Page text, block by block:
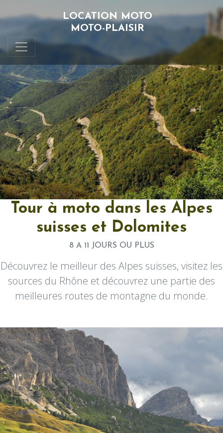
LOCATION MOTO
MOTO-PLAISIR
Tour à moto dans les Alpes
suisses et Dolomites
8 A 11 JOURS OU PLUS
Découvrez le meilleur des Alpes suisses, visitez les
sources du Rhône et découvrez une partie des
meilleures routes de montagne du monde.